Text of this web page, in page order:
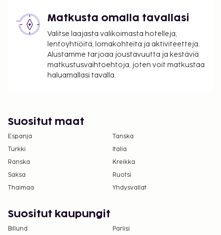
Tässä on mainittu kaikki majoituspaikan meille
ilmoittamat maksut.
Maksu buffetaamiaisesta: noin 9 EUR per
henkilö
Omatoiminen pysäköinti: 5 EUR per päivä
Pitkitetyn pysäköinnin lisämaksu: 5 EUR per
Myöhäinen uloskirjautuminen (riippuu
saatavuudesta): 15 EUR
Yllä oleva luettelo ei ehkä kata kaikkea. Maksut ja
takuumaksut eivät välttämättä sisällä veroja, ja ne
saattavat muuttua.
Kansallisten määräysten vuoksi käteismaksut
tässä majoituspaikassa. Saat lisätietoja asiasta
ottamalla yhteyttä majoituspaikkaan
Matkusta omalla tavallasi
Valitse laajasta valikoimasta hotelleja,
lentoyhtiöitä, lomakohteita ja aktiviteetteja.
Alustamme tarjoaa joustavuutta ja kestäviä
matkustusvaihtoehtoja, joten voit matkustaa
haluamallasi tavalla.
Suositut maat
Espanja
Tanska
Turkki
Italia
Ranska
Kreikka
Saksa
Ruotsi
Thaimaa
Yhdysvallat
Suositut kaupungit
Billund
Pariisi